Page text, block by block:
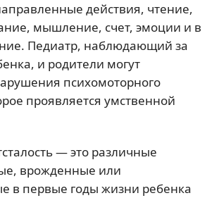
действия, чтение,
мышление, счет, эмоции и в
Педиатр, наблюдающий за
и родители могут
психомоторного
проявляется умственной
— это различные
врожденные или
в первые годы жизни ребенка